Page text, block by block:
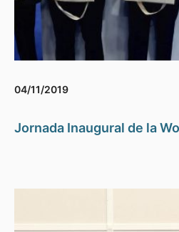
04/11/2019
Jornada Inaugural de la